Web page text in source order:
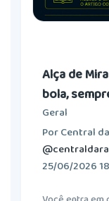
Alça de
bola,
Geral
Por Central
25/06/2026